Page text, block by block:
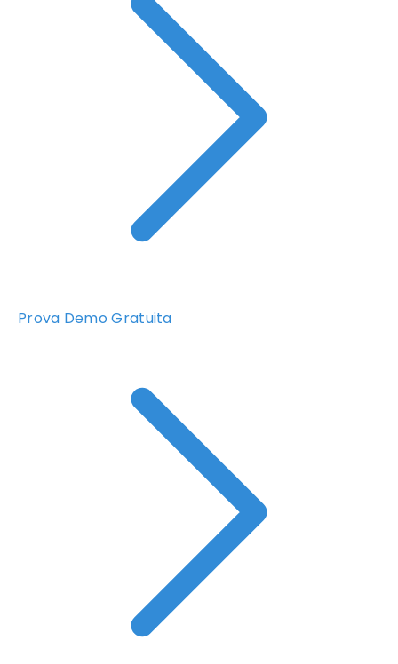
Prova Demo Gratuita